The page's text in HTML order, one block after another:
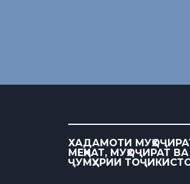
ХАДАМОТИ
МЕҲНАТ, МУҲОҶИРАТ
ҶУМҲУРИИ